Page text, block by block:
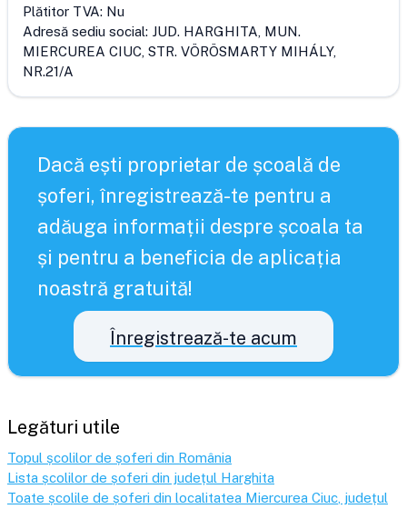
Plătitor TVA: Nu
Adresă sediu social: JUD. HARGHITA, MUN.
MIERCUREA CIUC, STR. VÖRÖSMARTY MIHÁLY,
NR.21/A
Dacă ești proprietar de școală de
șoferi, înregistrează-te pentru a
adăuga informații despre școala ta
și pentru a beneficia de aplicația
noastră gratuită!
Înregistrează-te acum
Legături utile
Topul școlilor de șoferi din România
Lista școlilor de șoferi din județul Harghita
Toate școlile de șoferi din localitatea Miercurea Ciuc , județul